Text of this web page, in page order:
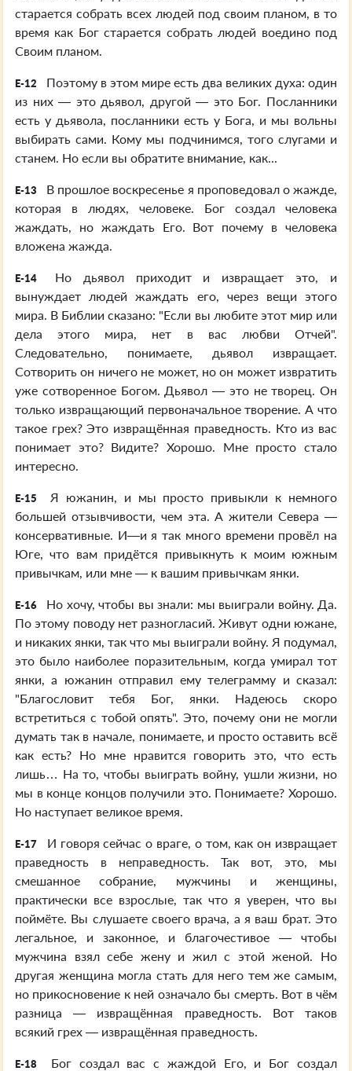
старается собрать всех людей под своим планом, в то
время как Бог старается собрать людей воедино под
Своим планом.
E-12
Поэтому в этом мире есть два великих духа: один
из них — это дьявол, другой — это Бог. Посланники
есть у дьявола, посланники есть у Бога, и мы вольны
выбирать сами. Кому мы подчинимся, того слугами и
станем. Но если вы обратите внимание, как...
E-13
В прошлое воскресенье я проповедовал о жажде,
которая в людях, человеке. Бог создал человека
жаждать, но жаждать Его. Вот почему в человека
вложена жажда.
E-14
Но дьявол приходит и извращает это, и
вынуждает людей жаждать его, через вещи этого
мира. В Библии сказано: "Если вы любите этот мир или
дела этого мира, нет в вас любви Отчей".
Следовательно, понимаете, дьявол извращает.
Сотворить он ничего не может, но он может извратить
уже сотворенное Богом. Дьявол — это не творец. Он
только извращающий первоначальное творение. А что
такое грех? Это извращённая праведность. Кто из вас
понимает это? Видите? Хорошо. Мне просто стало
интересно.
E-15
Я южанин, и мы просто привыкли к немного
большей отзывчивости, чем эта. А жители Севера —
консервативные. И—и я так много времени провёл на
Юге, что вам придётся привыкнуть к моим южным
привычкам, или мне — к вашим привычкам янки.
E-16
Но хочу, чтобы вы знали: мы выиграли войну. Да.
По этому поводу нет разногласий. Живут одни южане,
и никаких янки, так что мы выиграли войну. Я подумал,
это было наиболее поразительным, когда умирал тот
янки, а южанин отправил ему телеграмму и сказал:
"Благословит тебя Бог, янки. Надеюсь скоро
встретиться с тобой опять". Это, почему они не могли
думать так в начале, понимаете, и просто оставить всё
как есть? Но мне нравится говорить это, что есть
лишь… На то, чтобы выиграть войну, ушли жизни, но
мы в конце концов получили это. Понимаете? Хорошо.
Но наступает великое время.
E-17
И говоря сейчас о враге, о том, как он извращает
праведность в неправедность. Так вот, это, мы
смешанное собрание, мужчины и женщины,
практически все взрослые, так что я уверен, что вы
поймёте. Вы слушаете своего врача, а я ваш брат. Это
легальное, и законное, и благочестивое — чтобы
мужчина взял себе жену и жил с этой женой. Но
другая женщина могла стать для него тем же самым,
но прикосновение к ней означало бы смерть. Вот в чём
разница — извращённая праведность. Вот таков
всякий грех — извращённая праведность.
E-18 Бог создал вас с жаждой Его, и Бог создал